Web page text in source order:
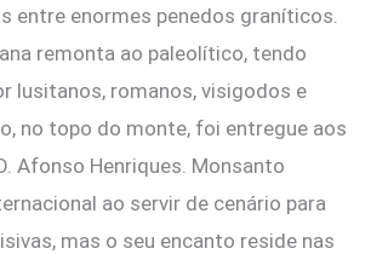
entre enormes penedos graníticos.
remonta ao paleolítico, tendo
lusitanos, romanos, visigodos e
no topo do monte, foi entregue aos
Afonso Henriques. Monsanto
ao servir de cenário para
mas o seu encanto reside nas